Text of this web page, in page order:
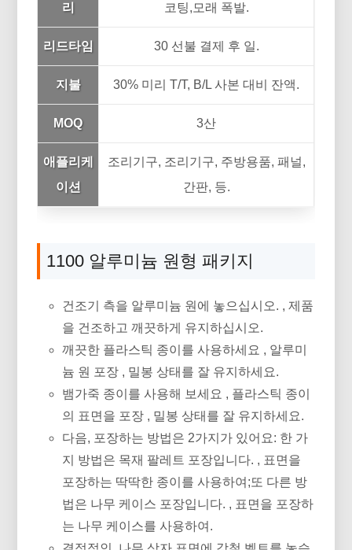
리
코팅,모래 폭발.
리드타임 30 선불 결제 후 일.
지불 30% 미리 T/T, B/L 사본 대비 잔액.
MOQ 3산
애플리케
이션
조리기구, 조리기구, 주방용품, 패널,
간판, 등.
1100 알루미늄 원형 패키지
건조기 측을 알루미늄 원에 놓으십시오. , 제품
을 건조하고 깨끗하게 유지하십시오.
깨끗한 플라스틱 종이를 사용하세요 , 알루미
늄 원 포장 , 밀봉 상태를 잘 유지하세요.
뱀가죽 종이를 사용해 보세요 , 플라스틱 종이
의 표면을 포장 , 밀봉 상태를 잘 유지하세요.
다음, 포장하는 방법은 2가지가 있어요: 한 가
지 방법은 목재 팔레트 포장입니다. , 표면을
포장하는 딱딱한 종이를 사용하여;또 다른 방
법은 나무 케이스 포장입니다. , 표면을 포장하
는 나무 케이스를 사용하여.